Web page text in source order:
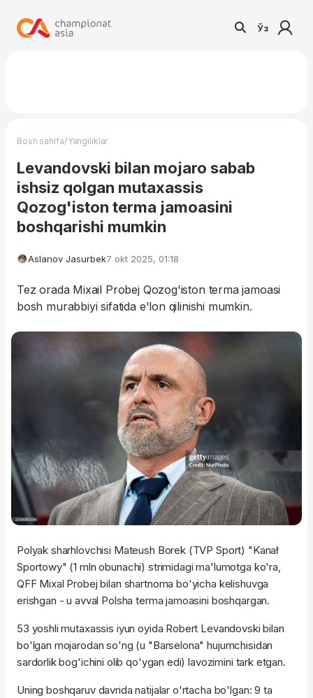
Ўз
Bosh sahifa/Yangiliklar
Levandovski bilan mojaro sabab
ishsiz qolgan mutaxassis
Qozog'iston terma jamoasini
boshqarishi mumkin
Aslanov Jasurbek7 okt 2025, 01:18
Tez orada Mixail Probej Qozog'iston terma jamoasi
bosh murabbiyi sifatida e'lon qilinishi mumkin.
Polyak sharhlovchisi Mateush Borek (TVP Sport) "Kanał
Sportowy" (1 mln obunachi) strimidagi ma'lumotga ko'ra,
QFF Mixal Probej bilan shartnoma bo'yicha kelishuvga
erishgan - u avval Polsha terma jamoasini boshqargan.
53 yoshli mutaxassis iyun oyida Robert Levandovski bilan
bo'lgan mojarodan so'ng (u "Barselona" hujumchisidan
sardorlik bog'ichini olib qo'ygan edi) lavozimini tark etgan.
Uning boshqaruv davrida natijalar o'rtacha bo'lgan: 9 ta